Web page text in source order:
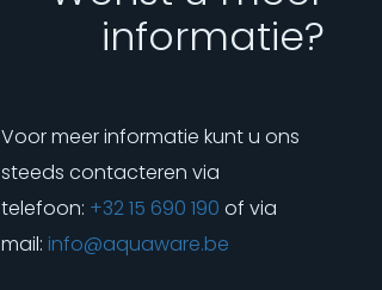
informatie?
Voor meer informatie kunt u ons
steeds contacteren via
telefoon: +32 15 690 190 of via
mail: info@aquaware.be